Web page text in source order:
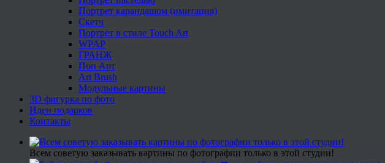
Портрет карандашом (имитация)
Скетч
Портрет в стиле Touch Art
WPAP
ГРАНЖ
Поп Арт
Art Brush
Модульные картины
3D фигурка по фото
Идеи подарков
Контакты
Всем советую заказывать картины по фотографии только в этой студии!